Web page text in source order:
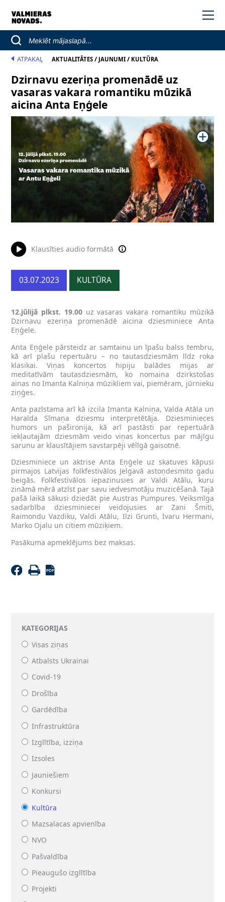
ATPAKAĻ AKTUALITĀTES/ JAUNUMI/ KULTŪRA
KATEGORIJAS
Visas ziņas
Atbalsts Ukrainai
Covid-19
Drošība
Gardēdība
Infrastruktūra
Izglītība, izziņa
Izsoles
Jauniešiem
Konkursi
Kultūra
Mazsalacas apvienība
NVO
Pašvaldība
Pieaugušo izglītība
Projekti
Dzirnavu ezeriņa promenādē uz
vasaras vakara romantiku mūzikā
aicina Anta Eņģele
Klausīties audio formātā
03.07.2023 KULTŪRA
12.jūlijā plkst. 19.00uz vasaras vakara romantiku mūzikā
Dzirnavu ezeriņa promenādē aicina dziesminiece Anta
Eņģele.
Anta Eņģele pārsteidz ar samtainu un īpašu balss tembru,
kā arī plašu repertuāru – no tautasdziesmām līdz roka
klasikai. Viņas koncertos hipiju balādes mijas ar
meditatīvām tautasdziesmām, ko nomaina dzirkstošas
ainas no Imanta Kalniņa mūzikliem vai, piemēram, jūrnieku
ziņģes.
Anta pazīstama arī kā izcila Imanta Kalniņa, Valda Atāla un
Haralda Sīmaņa dziesmu interpretētāja. Dziesminieces
humors un pašironija, kā arī pastāsti par repertuārā
iekļautajām dziesmām veido viņas koncertus par mājīgu
sarunu ar klausītājiem savstarpēji vēlīgā gaisotnē.
Dziesminiece un aktrise Anta Eņģele uz skatuves kāpusi
pirmajos Latvijas folkfestivālos Jelgavā astoņdesmito gadu
beigās. Folkfestivālos iepazinusies ar Valdi Atālu, kuru
zināmā mērā atzīst par savu iedvesmotāju muzicēšanā. Tajā
pašā laikā sākusi dziedāt pie Austras Pumpures. Veiksmīga
sadarbība dziesminiecei veidojusies ar Zani Šmiti,
Raimondu Vazdiku, Valdi Atālu, Ilzi Grunti, Ivaru Hermani,
Marko Ojalu un citiem mūziķiem.
Pasākuma apmeklējums bez maksas.